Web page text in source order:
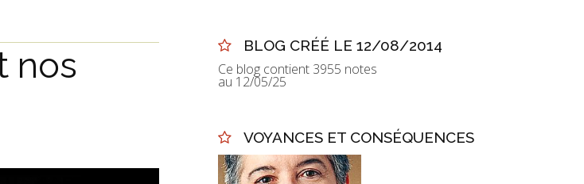
nos
BLOG CRÉÉ LE 12/08/2014
Ce blog contient 3955 notes
au 12/05/25
VOYANCES ET CONSÉQUENCES